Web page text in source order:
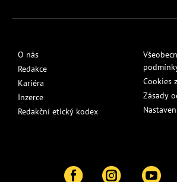
O nás
Redakce
Kariéra
Inzerce
Redakční etický kodex
Cookies
Zásady